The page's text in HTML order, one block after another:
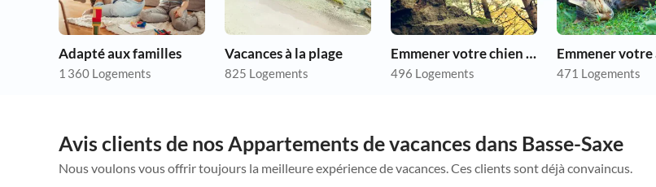
Adapté aux familles
1 360 Logements
Vacances à la plage
825 Logements
Emmener votre chien en vacances
496 Logements 471 Logements
Avis clients de nos Appartements de vacances dans Basse-Saxe
Nous voulons vous offrir toujours la meilleure expérience de vacances. Ces clients sont déjà convaincus.